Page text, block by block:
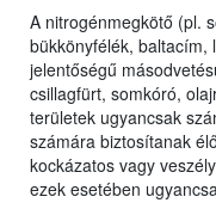
A nitrogénmegkötő (pl.
bükkönyfélék, baltacím,
jelentőségű
csillagfürt, somkóró,
területek ugyancsak
számára biztosítanak
kockázatos vagy
ezek esetében